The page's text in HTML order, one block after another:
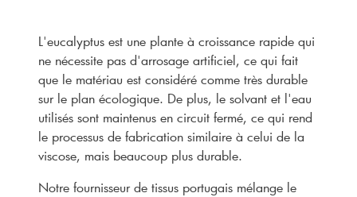
L'eucalyptus est une plante à croissance rapide qui
ne nécessite pas d'arrosage artificiel, ce qui fait
que le matériau est considéré comme très durable
sur le plan écologique. De plus, le solvant et l'eau
utilisés sont maintenus en circuit fermé, ce qui rend
le processus de fabrication similaire à celui de la
viscose, mais beaucoup plus durable.
Notre fournisseur de tissus portugais mélange le